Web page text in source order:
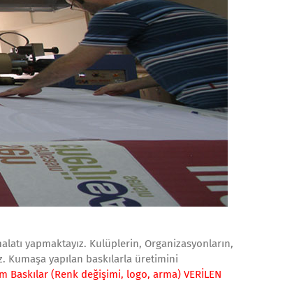
yapmaktayız. Kulüplerin, Organizasyonların,
Kumaşa yapılan baskılarla üretimini
Baskılar (Renk değişimi, logo, arma) VERİLEN